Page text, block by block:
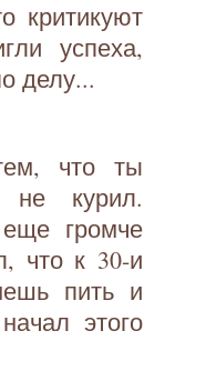
критикуют
успеха,
делу...
что ты
курил.
громче
что к 30-и
пить и
этого